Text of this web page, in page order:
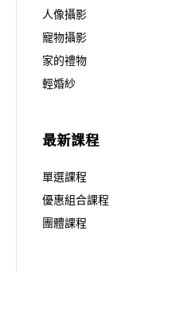
人像攝影
寵物攝影
家的禮物
輕婚紗
最新課程
單選課程
優惠組合課程
團體課程